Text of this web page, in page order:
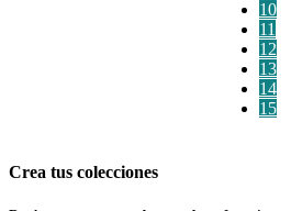
10
11
12
13
14
15
Crea tus colecciones